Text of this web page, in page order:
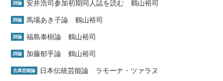
詩論 安井浩司参加初期同人誌を読む 鶴山裕司
詩論 馬場あき子論 鶴山裕司
詩論 福島泰樹論 鶴山裕司
詩論 加藤郁乎論 鶴山裕司
古典芸能論 日本伝統芸能論 ラモーナ・ツァラヌ